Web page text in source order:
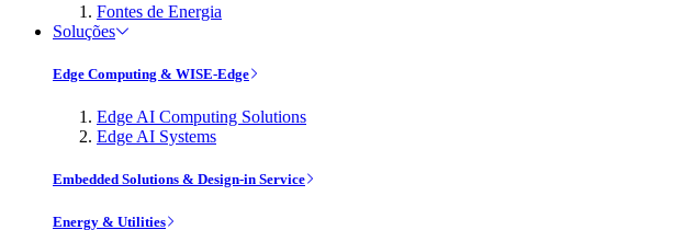
Fontes de Energia
Soluções
Edge Computing & WISE-Edge
Edge AI Computing Solutions
Edge AI Systems
Embedded Solutions & Design-in Service
Energy & Utilities